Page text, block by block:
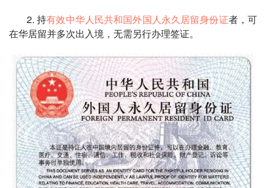
2. 持有效中华人民共和国外国人永久居留身份证者，可
在华居留并多次出入境，无需另行办理签证。